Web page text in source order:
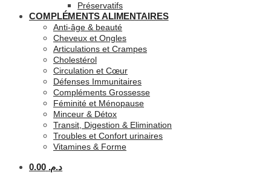
Préservatifs
COMPLÉMENTS ALIMENTAIRES
Anti-âge & beauté
Cheveux et Ongles
Articulations et Crampes
Cholestérol
Circulation et Cœur
Défenses Immunitaires
Compléments Grossesse
Féminité et Ménopause
Minceur & Détox
Transit, Digestion & Elimination
Troubles et Confort urinaires
Vitamines & Forme
د.م. 0.00